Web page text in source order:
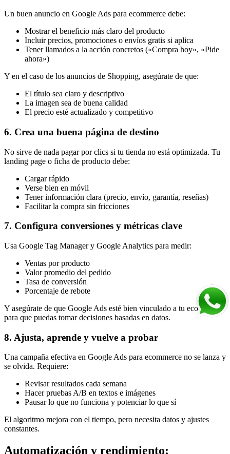
Un buen anuncio en Google Ads para ecommerce debe:
Mostrar el beneficio más claro del producto
Incluir precios, promociones o envíos gratis si aplica
Tener llamados a la acción concretos («Compra hoy», «Pide
ahora»)
Y en el caso de los anuncios de Shopping, asegúrate de que:
El título sea claro y descriptivo
La imagen sea de buena calidad
El precio esté actualizado y competitivo
6. Crea una buena página de destino
No sirve de nada pagar por clics si tu tienda no está optimizada. Tu
landing page o ficha de producto debe:
Cargar rápido
Verse bien en móvil
Tener información clara (precio, envío, garantía, reseñas)
Facilitar la compra sin fricciones
7. Configura conversiones y métricas clave
Usa Google Tag Manager y Google Analytics para medir:
Ventas por producto
Valor promedio del pedido
Tasa de conversión
Porcentaje de rebote
Y asegúrate de que Google Ads esté bien vinculado a tu ecommerce
para que puedas tomar decisiones basadas en datos.
8. Ajusta, aprende y vuelve a probar
Una campaña efectiva en Google Ads para ecommerce no se lanza y
se olvida. Requiere:
Revisar resultados cada semana
Hacer pruebas A/B en textos e imágenes
Pausar lo que no funciona y potenciar lo que sí
El algoritmo mejora con el tiempo, pero necesita datos y ajustes
constantes.
Automatización y rendimiento: